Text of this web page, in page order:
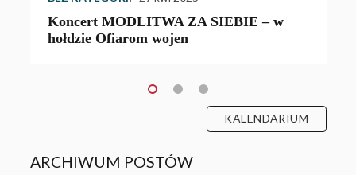
Koncert MODLITWA ZA SIEBIE – w
hołdzie Ofiarom wojen
KALENDARIUM
ARCHIWUM POSTÓW